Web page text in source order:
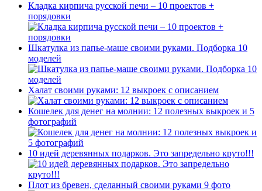
Кладка кирпича русской печи – 10 проектов +
порядовки
Шкатулка из папье-маше своими руками. Подборка 10
моделей
Халат своими руками: 12 выкроек с описанием
Кошелек для денег на молнии: 12 полезных выкроек и 5
фотографий
10 идей деревянных подарков. Это запредельно круто!!!
Плот из бревен, сделанный своими руками 9 фото